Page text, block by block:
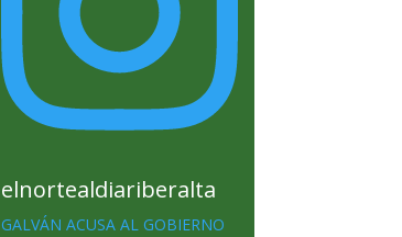
elnortealdiariberalta
GALVÁN ACUSA AL GOBIERNO